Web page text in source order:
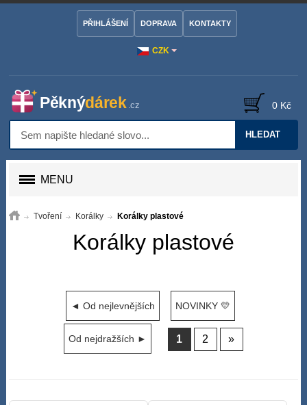
CZK
PŘIHLÁŠENÍ DOPRAVA KONTAKTY
HLEDAT
0 Kč
MENU
Tvoření Korálky Korálky plastové
Korálky plastové
◄ Od nejlevnějších NOVINKY 💛
Od nejdražších ► 1 2 »